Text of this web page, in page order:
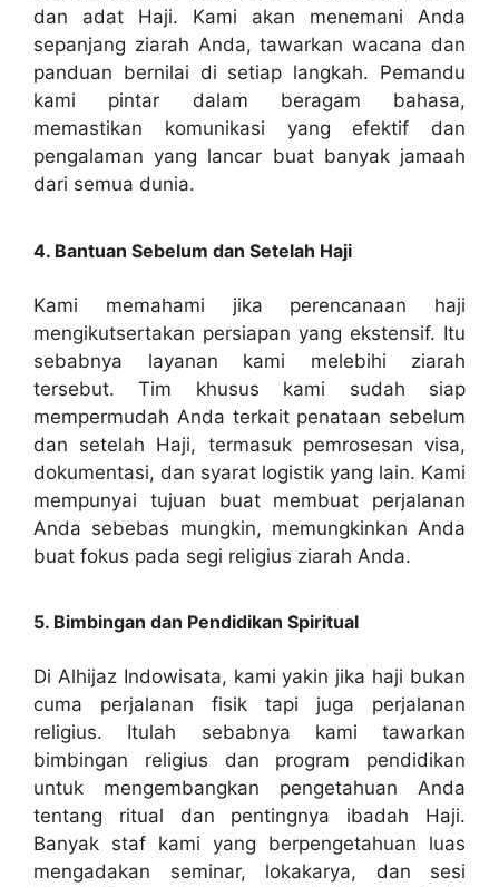
dan adat Haji. Kami akan menemani Anda
sepanjang ziarah Anda, tawarkan wacana dan
panduan bernilai di setiap langkah. Pemandu
kami pintar dalam beragam bahasa,
memastikan komunikasi yang efektif dan
pengalaman yang lancar buat banyak jamaah
dari semua dunia.
4. Bantuan Sebelum dan Setelah Haji
Kami memahami jika perencanaan haji
mengikutsertakan persiapan yang ekstensif. Itu
sebabnya layanan kami melebihi ziarah
tersebut. Tim khusus kami sudah siap
mempermudah Anda terkait penataan sebelum
dan setelah Haji, termasuk pemrosesan visa,
dokumentasi, dan syarat logistik yang lain. Kami
mempunyai tujuan buat membuat perjalanan
Anda sebebas mungkin, memungkinkan Anda
buat fokus pada segi religius ziarah Anda.
5. Bimbingan dan Pendidikan Spiritual
Di Alhijaz Indowisata, kami yakin jika haji bukan
cuma perjalanan fisik tapi juga perjalanan
religius. Itulah sebabnya kami tawarkan
bimbingan religius dan program pendidikan
untuk mengembangkan pengetahuan Anda
tentang ritual dan pentingnya ibadah Haji.
Banyak staf kami yang berpengetahuan luas
mengadakan seminar, lokakarya, dan sesi